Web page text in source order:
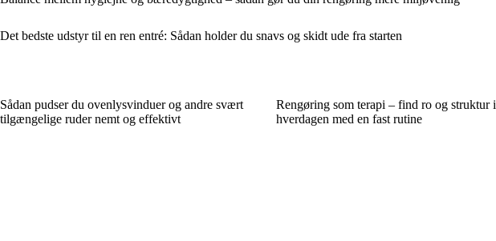
Det bedste udstyr til en ren entré: Sådan holder du snavs og skidt ude fra starten
Sådan pudser du ovenlysvinduer og andre svært
tilgængelige ruder nemt og effektivt
Rengøring som terapi – find ro og struktur i
hverdagen med en fast rutine